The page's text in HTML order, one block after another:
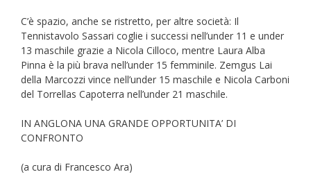
C’è spazio, anche se ristretto, per altre società: Il
Tennistavolo Sassari coglie i successi nell’under 11 e under
13 maschile grazie a Nicola Cilloco, mentre Laura Alba
Pinna è la più brava nell’under 15 femminile. Zemgus Lai
della Marcozzi vince nell’under 15 maschile e Nicola Carboni
del Torrellas Capoterra nell’under 21 maschile.
IN ANGLONA UNA GRANDE OPPORTUNITA’ DI
CONFRONTO
(a cura di Francesco Ara)